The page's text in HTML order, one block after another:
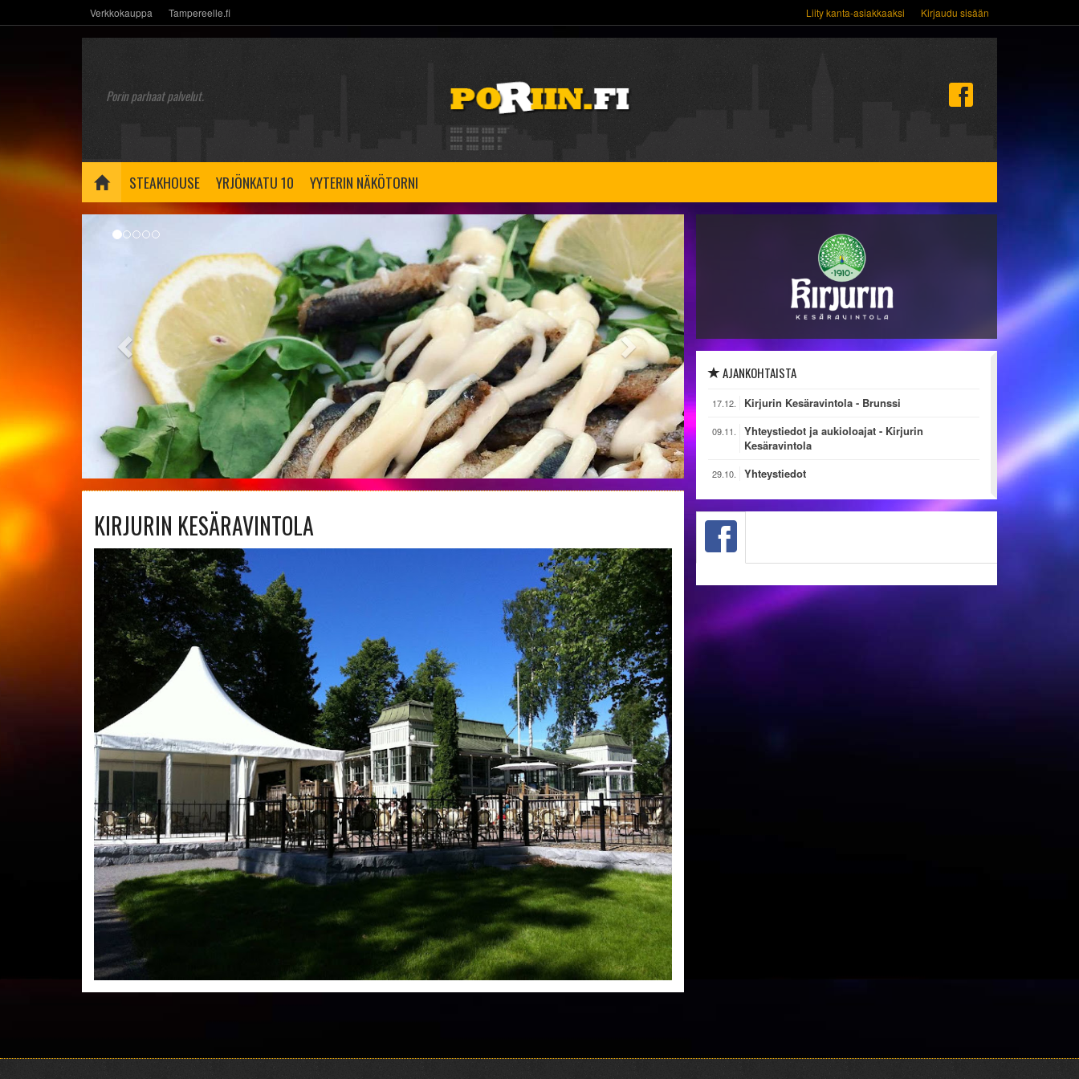
Verkkokauppa Tampereelle.fi Liity kanta-asiakkaaksi Kirjaudu sisään
Porin parhaat palvelut.
STEAKHOUSE YRJÖNKATU 10 YYTERIN NÄKÖTORNI
KIRJURIN KESÄRAVINTOLA
AJANKOHTAISTA
17.12. Kirjurin Kesäravintola - Brunssi
09.11.
Yhteystiedot ja aukioloajat - Kirjurin
Kesäravintola
29.10. Yhteystiedot